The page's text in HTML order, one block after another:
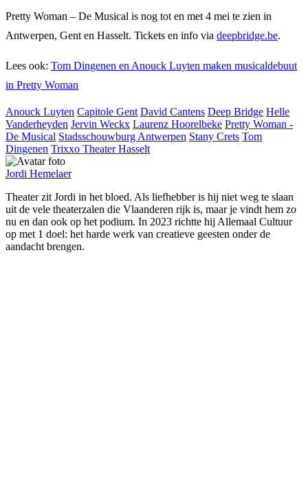
Pretty Woman – De Musical is nog tot en met 4 mei te zien in
Antwerpen, Gent en Hasselt. Tickets en info via deepbridge.be.
Lees ook: Tom Dingenen en Anouck Luyten maken musicaldebuut
in Pretty Woman
Anouck Luyten Capitole Gent David Cantens Deep Bridge Helle
Vanderheyden Jervin Weckx Laurenz Hoorelbeke Pretty Woman -
De Musical Stadsschouwburg Antwerpen Stany Crets Tom
Dingenen Trixxo Theater Hasselt
Jordi Hemelaer
Theater zit Jordi in het bloed. Als liefhebber is hij niet weg te slaan
uit de vele theaterzalen die Vlaanderen rijk is, maar je vindt hem zo
nu en dan ook op het podium. In 2023 richtte hij Allemaal Cultuur
op met 1 doel: het harde werk van creatieve geesten onder de
aandacht brengen.